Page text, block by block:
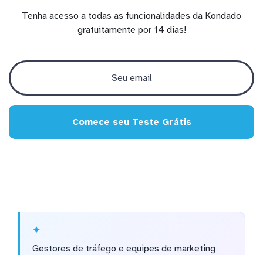
Tenha acesso a todas as funcionalidades da Kondado
gratuitamente por 14 dias!
Comece seu Teste Grátis
Gestores de tráfego e equipes de marketing